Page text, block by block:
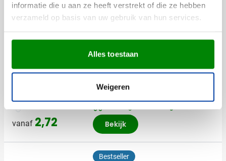
informatie die u aan ze heeft verstrekt of die ze hebben
verzameld op basis van uw gebruik van hun services.
Alles toestaan
Weigeren
Anderen bekeken ook
002
vanaf 2,72
(12)
Vouwmeter Stabila Hi-Tec
Bekijk
Bestseller